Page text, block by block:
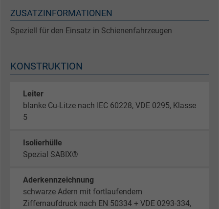
ZUSATZINFORMATIONEN
Speziell für den Einsatz in Schienenfahrzeugen
KONSTRUKTION
Leiter
blanke Cu-Litze nach IEC 60228, VDE 0295, Klasse
5
Isolierhülle
Spezial SABIX®
Aderkennzeichnung
schwarze Adern mit fortlaufendem
Ziffernaufdruck nach EN 50334 + VDE 0293-334,